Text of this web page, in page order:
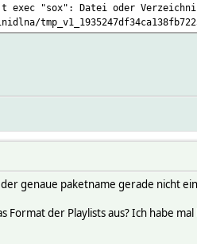
exec "sox": Datei oder
genaue paketname gerade nicht
Format der Playlists aus? Ich habe